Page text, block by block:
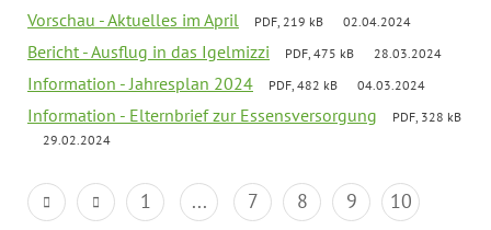
Vorschau - Aktuelles im April PDF, 219 kB 02.04.2024
Bericht - Ausflug in das Igelmizzi PDF, 475 kB 28.03.2024
Information - Jahresplan 2024 PDF, 482 kB 04.03.2024
Information - Elternbrief zur Essensversorgung
PDF, 328 kB
29.02.2024
1 ... 7 8 9
10